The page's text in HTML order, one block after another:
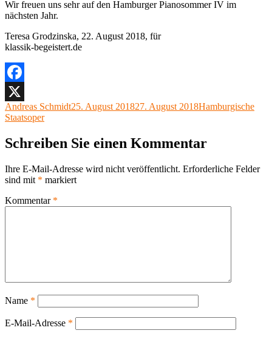
Wir freuen uns sehr auf den Hamburger Pianosommer IV im
nächsten Jahr.
Teresa Grodzinska, 22. August 2018, für
klassik-begeistert.de
Facebook
X
Autor
Andreas SchmidtVeröffentlicht
25. August 201827. August 2018Kategorien
Hamburgische
Staatsoper
Schreiben Sie einen Kommentar
Ihre E-Mail-Adresse wird nicht veröffentlicht. Erforderliche Felder
sind mit * markiert
Kommentar *
Name *
E-Mail-Adresse *